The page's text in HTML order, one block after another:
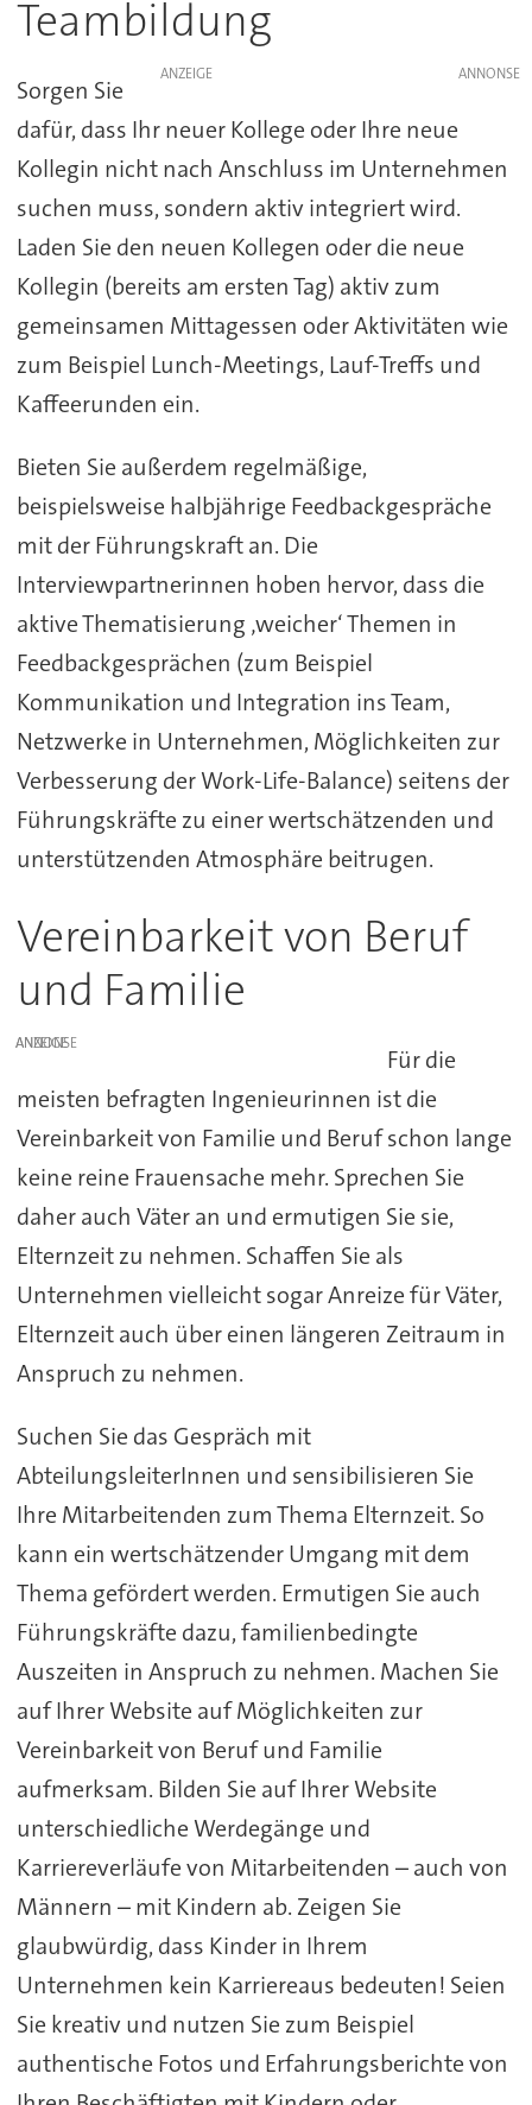
Teambildung
ANZEIGE
Sorgen Sie
dafür, dass Ihr neuer Kollege oder Ihre neue
Kollegin nicht nach Anschluss im Unternehmen
suchen muss, sondern aktiv integriert wird.
Laden Sie den neuen Kollegen oder die neue
Kollegin (bereits am ersten Tag) aktiv zum
gemeinsamen Mittagessen oder Aktivitäten wie
zum Beispiel Lunch-Meetings, Lauf-Treffs und
Kaffeerunden ein.
Bieten Sie außerdem regelmäßige,
beispielsweise halbjährige Feedbackgespräche
mit der Führungskraft an. Die
Interviewpartnerinnen hoben hervor, dass die
aktive Thematisierung ‚weicher‘ Themen in
Feedbackgesprächen (zum Beispiel
Kommunikation und Integration ins Team,
Netzwerke in Unternehmen, Möglichkeiten zur
Verbesserung der Work-Life-Balance) seitens der
Führungskräfte zu einer wertschätzenden und
unterstützenden Atmosphäre beitrugen.
Vereinbarkeit von Beruf
und Familie
ANZEIGE
Für die
meisten befragten Ingenieurinnen ist die
Vereinbarkeit von Familie und Beruf schon lange
keine reine Frauensache mehr. Sprechen Sie
daher auch Väter an und ermutigen Sie sie,
Elternzeit zu nehmen. Schaffen Sie als
Unternehmen vielleicht sogar Anreize für Väter,
Elternzeit auch über einen längeren Zeitraum in
Anspruch zu nehmen.
Suchen Sie das Gespräch mit
AbteilungsleiterInnen und sensibilisieren Sie
Ihre Mitarbeitenden zum Thema Elternzeit. So
kann ein wertschätzender Umgang mit dem
Thema gefördert werden. Ermutigen Sie auch
Führungskräfte dazu, familienbedingte
Auszeiten in Anspruch zu nehmen. Machen Sie
auf Ihrer Website auf Möglichkeiten zur
Vereinbarkeit von Beruf und Familie
aufmerksam. Bilden Sie auf Ihrer Website
unterschiedliche Werdegänge und
Karriereverläufe von Mitarbeitenden – auch von
Männern – mit Kindern ab. Zeigen Sie
glaubwürdig, dass Kinder in Ihrem
Unternehmen kein Karriereaus bedeuten! Seien
Sie kreativ und nutzen Sie zum Beispiel
authentische Fotos und Erfahrungsberichte von